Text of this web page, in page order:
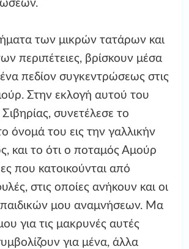
των μικρών τατάρων και
περιπέτειες, βρίσκουν μέσα
πεδίον συγκεντρώσεως στις
Στην εκλογή αυτού του
συνετέλεσε το
όνομά του εις την γαλλικήν
και το ότι ο ποταμός Αμούρ
που κατοικούνται από
στις οποίες ανήκουν και οι
μου αναμνήσεων. Μα
για τις μακρυνές αυτές
για μένα, άλλα